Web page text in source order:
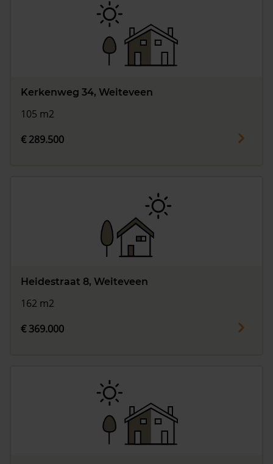
Kerkenweg 34, Weiteveen
105 m2
€ 289.500
Heidestraat 8, Weiteveen
162 m2
€ 369.000